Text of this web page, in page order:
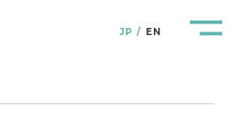
JP EN